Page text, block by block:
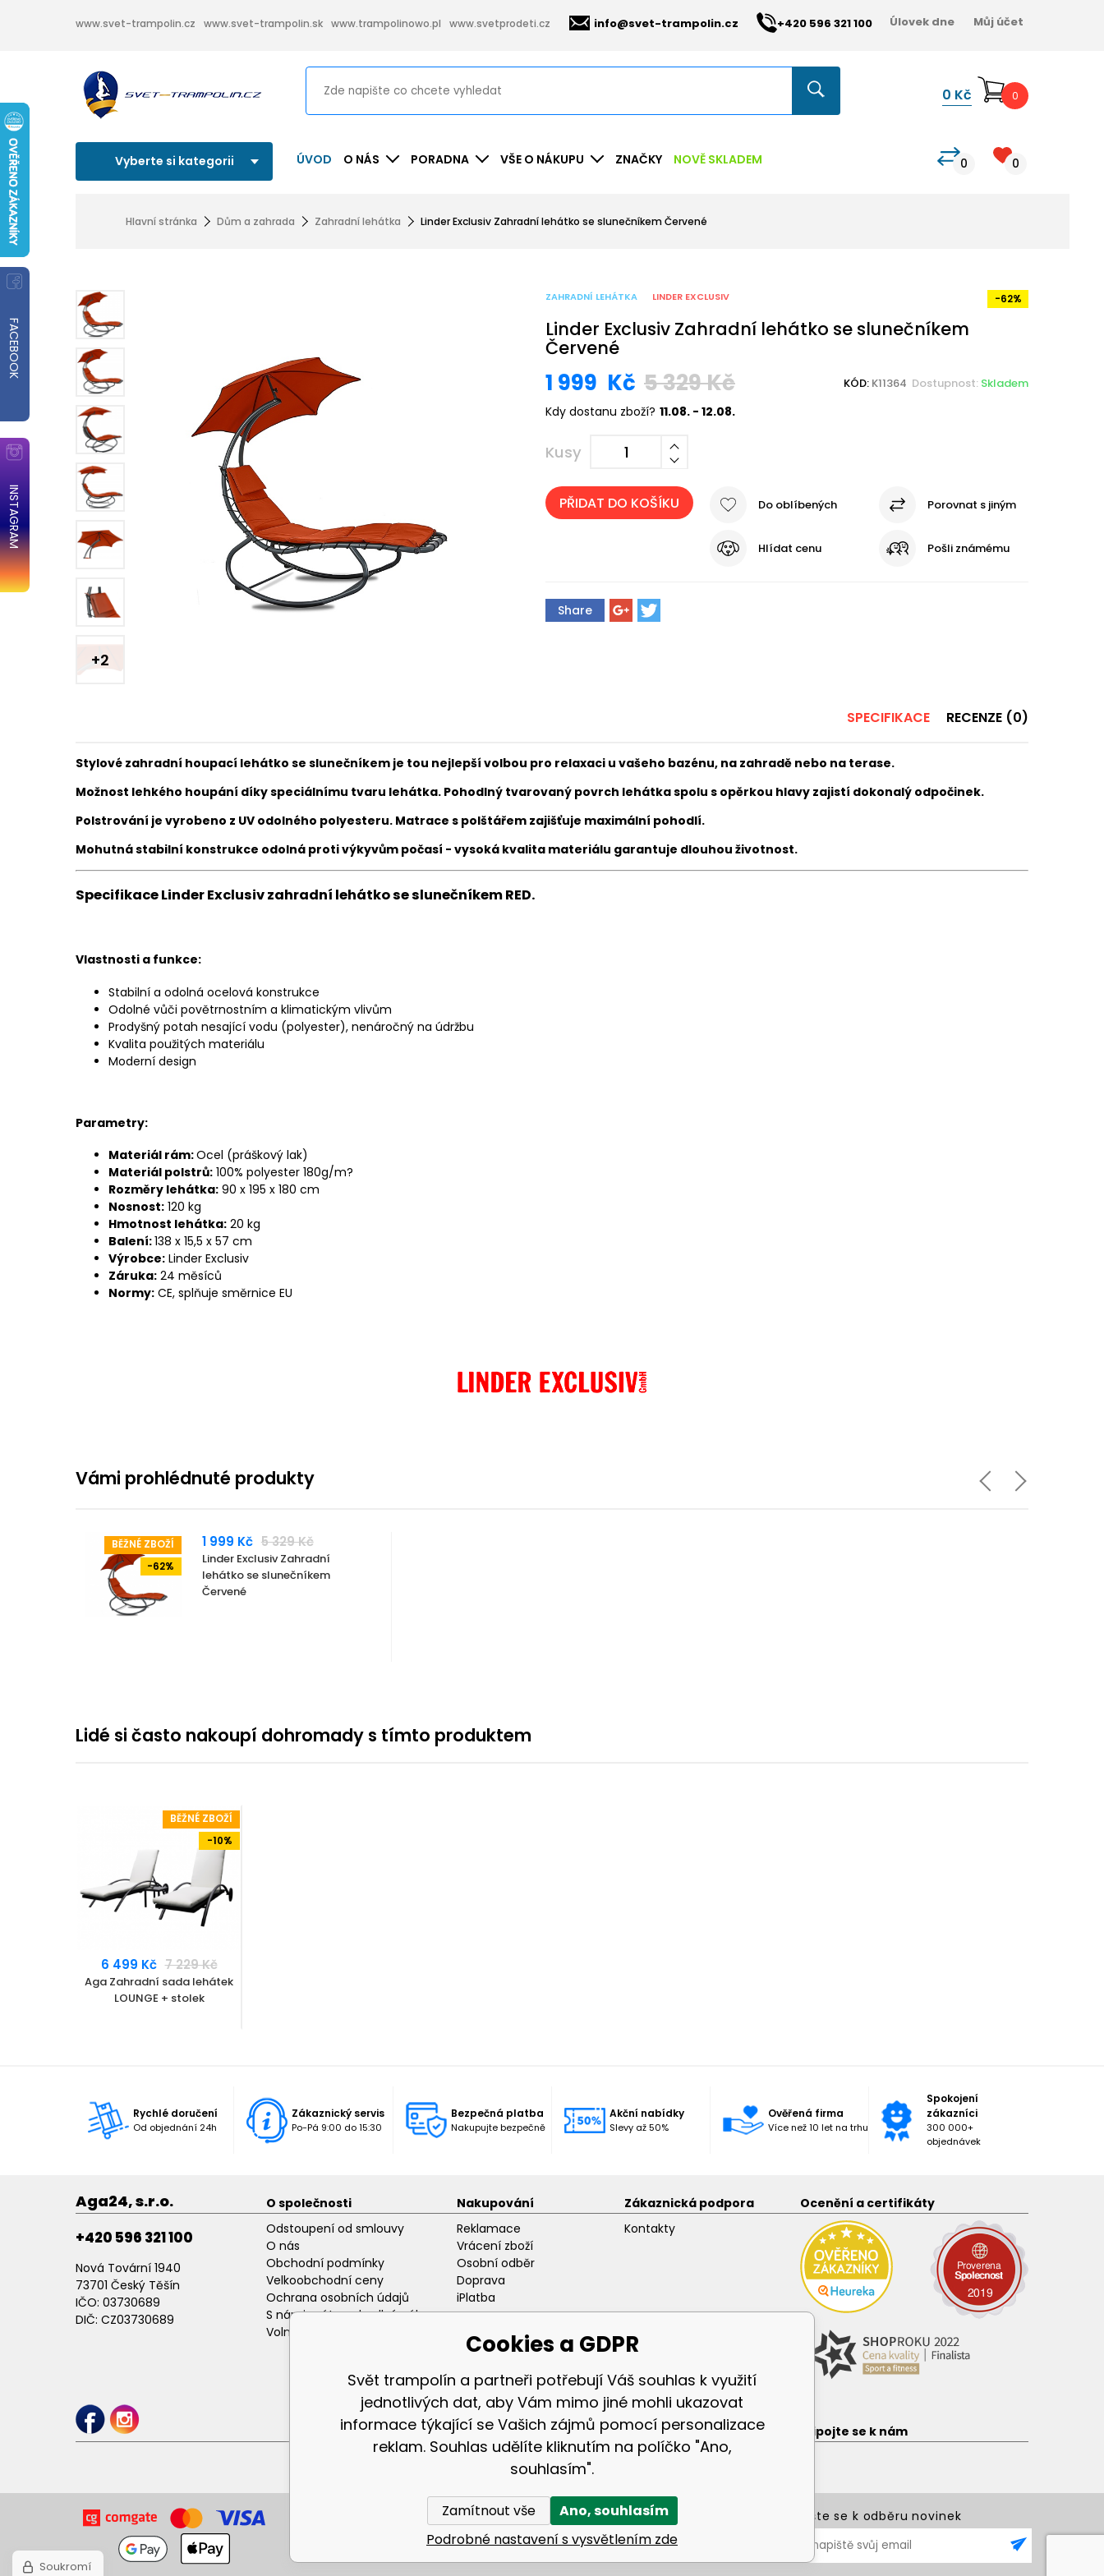
FACEBOOK
INSTAGRAM
www.svet-trampolin.cz www.svet-trampolin.sk www.trampolinowo.pl www.svetprodeti.cz info@svet-trampolin.cz +420 596 321 100 Úlovek dne Můj účet
0 Kč 0
Vyberte si kategorii ÚVOD O NÁS PORADNA VŠE O NÁKUPU ZNAČKY NOVĚ SKLADEM 0 0
Hlavní stránka Dům a zahrada Zahradní lehátka Linder Exclusiv Zahradní lehátko se slunečníkem Červené
ZAHRADNÍ LEHÁTKA LINDER EXCLUSIV -62%
Linder Exclusiv Zahradní lehátko se slunečníkem
Červené
1 999 Kč 5 329Kč KÓD: K11364 Dostupnost: Skladem
Kdy dostanu zboží? 11.08. - 12.08.
Kusy
PŘIDAT DO KOŠÍKU Do oblíbených Porovnat s jiným
Hlídat cenu Pošli známému
Share
SPECIFIKACE RECENZE (0)
Stylové zahradní houpací lehátko se slunečníkem je tou nejlepší volbou pro relaxaci u vašeho bazénu, na zahradě nebo na terase.
Možnost lehkého houpání díky speciálnímu tvaru lehátka. Pohodlný tvarovaný povrch lehátka spolu s opěrkou hlavy zajistí dokonalý odpočinek.
Polstrování je vyrobeno z UV odolného polyesteru. Matrace s polštářem zajišťuje maximální pohodlí.
Mohutná stabilní konstrukce odolná proti výkyvům počasí - vysoká kvalita materiálu garantuje dlouhou životnost.
Specifikace Linder Exclusiv zahradní lehátko se slunečníkem RED.
Vlastnosti a funkce:
Stabilní a odolná ocelová konstrukce
Odolné vůči povětrnostním a klimatickým vlivům
Prodyšný potah nesající vodu (polyester), nenáročný na údržbu
Kvalita použitých materiálu
Moderní design
Parametry:
Materiál rám:Ocel (práškový lak)
Materiál polstrů: 100% polyester 180g/m?
Rozměry lehátka: 90 x 195 x 180 cm
Nosnost: 120 kg
Hmotnost lehátka: 20 kg
Balení:138 x 15,5 x 57 cm
Výrobce: Linder Exclusiv
Záruka: 24 měsíců
Normy: CE, splňuje směrnice EU
Vámi prohlédnuté produkty
BĚŽNÉ ZBOŽÍ
-62%
1 999 Kč 5 329 Kč
Linder Exclusiv Zahradní
lehátko se slunečníkem
Červené
Lidé si často nakoupí dohromady s tímto produktem
BĚŽNÉ ZBOŽÍ
-10%
6 499 Kč 7 229 Kč
Aga Zahradní sada lehátek
LOUNGE + stolek
Rychlé doručení
Od objednání 24h
Zákaznický servis
Po-Pá 9:00 do 15:30
Bezpečná platba
Nakupujte bezpečně
Akční nabídky
Slevy až 50%
Ověřená firma
Více než 10 let na trhu
Spokojení
zákazníci
300 000+
objednávek
Aga24, s.r.o.
+420 596 321 100
Nová Tovární 1940
73701 Český Těšín
IČO: 03730689
DIČ: CZ03730689
O společnosti
Odstoupení od smlouvy
O nás
Obchodní podmínky
Velkoobchodní ceny
Ochrana osobních údajů
S námi máte pohodlný nákup
Volné pracovní pozice
Nakupování
Reklamace
Vrácení zboží
Osobní odběr
Doprava
iPlatba
Zákaznická podpora
Kontakty
Ocenění a certifikáty
Zákaznická sekce
Přihlášení
Připojte se k nám
© 2026 AGA24 s.r.o., Všechna práva vyhrazena
Eshopyawebové stránkyodBINARGON.cz
Přihlašte se k odběru novinek
Cookies a GDPR
Svět trampolín a partneři potřebují Váš souhlas k využití
jednotlivých dat, aby Vám mimo jiné mohli ukazovat
informace týkající se Vašich zájmů pomocí personalizace
reklam. Souhlas udělíte kliknutím na políčko "Ano,
souhlasím".
Zamítnout vše
Ano, souhlasím
Podrobné nastavení s vysvětlením zde
Soukromí